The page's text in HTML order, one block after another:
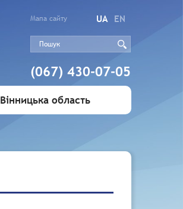
Мапа сайту UA EN
(067) 430-07-05
Вінницька область